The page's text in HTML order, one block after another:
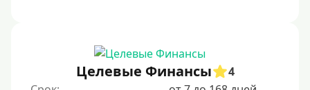
Целевые Финансы
4